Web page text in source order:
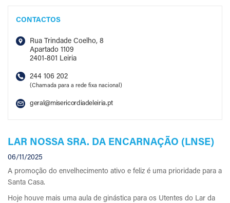
CONTACTOS
Rua Trindade Coelho, 8
Apartado 1109
2401-801 Leiria
244 106 202
(Chamada para a rede fixa nacional)
geral@misericordiadeleiria.pt
LAR NOSSA SRA. DA ENCARNAÇÃO (LNSE)
06/11/2025
A promoção do envelhecimento ativo e feliz é uma prioridade para a
Santa Casa.
Hoje houve mais uma aula de ginástica para os Utentes do Lar da